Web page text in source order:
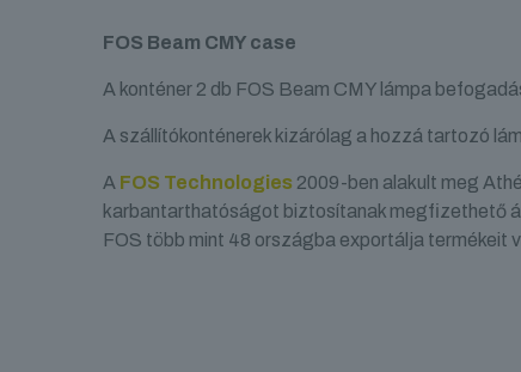
FOS Beam CMY case
A konténer 2 db FOS Beam CMY lámpa
A szállítókonténerek kizárólag a hozzá tartozó
A FOS Technologies2009-ben alakult meg
karbantarthatóságot biztosítanak megfizethető
FOS több mint 48 országba exportálja termékeit